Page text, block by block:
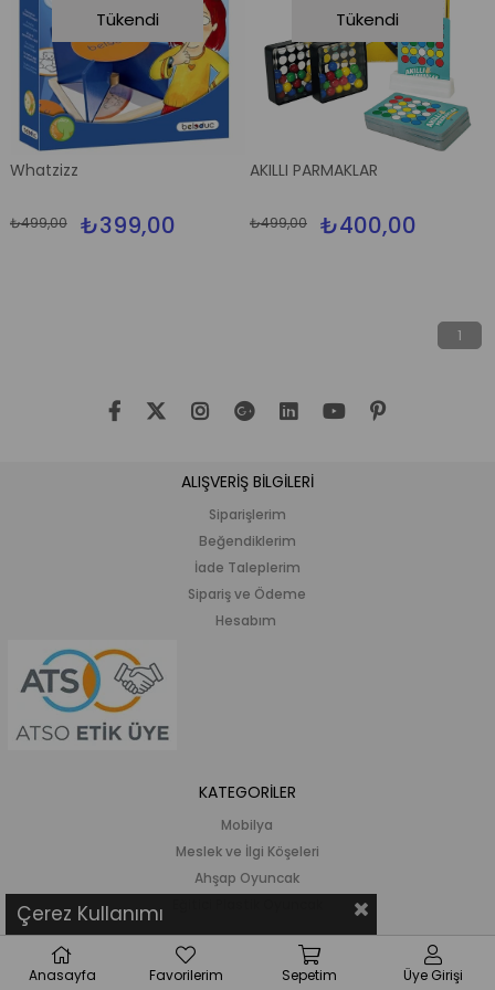
Tükendi
Whatzizz
₺399,00
₺499,00
Tükendi
AKILLI PARMAKLAR
₺400,00
₺499,00
1
ALIŞVERİŞ BİLGİLERİ
Siparişlerim
Beğendiklerim
İade Taleplerim
Sipariş ve Ödeme
Hesabım
KATEGORİLER
Mobilya
Meslek ve İlgi Köşeleri
Ahşap Oyuncak
Çerez Kullanımı
Anasayfa Favorilerim Sepetim Üye Girişi